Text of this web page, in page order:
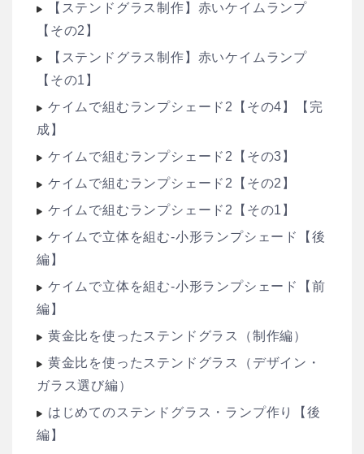
【ステンドグラス制作】赤いケイムランプ
【その2】
【ステンドグラス制作】赤いケイムランプ
【その1】
ケイムで組むランプシェード2【その4】【完
成】
ケイムで組むランプシェード2【その3】
ケイムで組むランプシェード2【その2】
ケイムで組むランプシェード2【その1】
ケイムで立体を組む-小形ランプシェード【後
編】
ケイムで立体を組む-小形ランプシェード【前
編】
黄金比を使ったステンドグラス（制作編）
黄金比を使ったステンドグラス（デザイン・
ガラス選び編）
はじめてのステンドグラス・ランプ作り【後
編】